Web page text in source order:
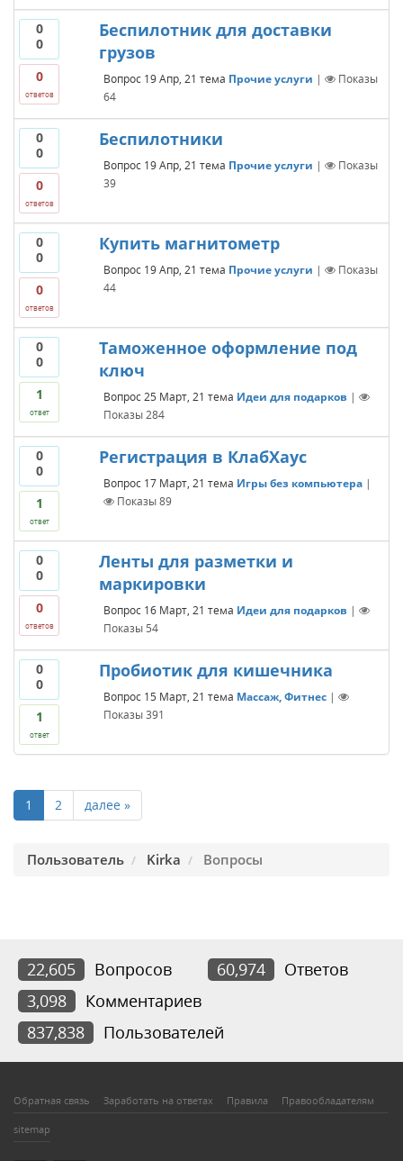
0
0
0
ответов
Беспилотник для доставки
грузов
Вопрос 19 Апр, 21 тема Прочие услуги |
Показы
64
0
0
0
ответов
Беспилотники
Вопрос 19 Апр, 21 тема Прочие услуги |
Показы
39
0
0
0
ответов
Купить магнитометр
Вопрос 19 Апр, 21 тема Прочие услуги |
Показы
44
0
0
1
ответ
Таможенное оформление под
ключ
Вопрос 25 Март, 21 тема Идеи для подарков |
Показы284
0
0
1
ответ
Регистрация в КлабХаус
Вопрос 17 Март, 21 тема Игры без компьютера |
Показы89
0
0
0
ответов
Ленты для разметки и
маркировки
Вопрос 16 Март, 21 тема Идеи для подарков |
Показы 54
0
0
1
ответ
Пробиотик для кишечника
Вопрос 15 Март, 21 тема Массаж, Фитнес |
Показы391
1 2 далее »
Пользователь Kirka Вопросы
22,605 Вопросов 60,974
Ответов
3,098
Комментариев
837,838
Пользователей
Обратная связь Заработать на ответах Правила Правообладателям
sitemap